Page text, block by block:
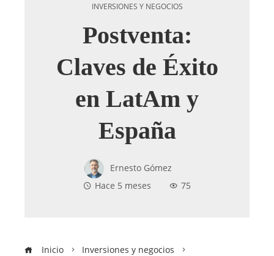
INVERSIONES Y NEGOCIOS
Postventa:
Claves de Éxito
en LatAm y
España
Ernesto Gómez
Hace 5 meses
75
Inicio
Inversiones y negocios